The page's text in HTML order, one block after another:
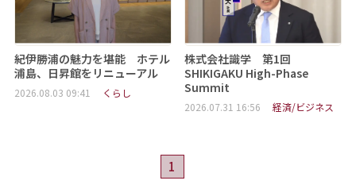
紀伊勝浦の魅力を堪能 ホテル
浦島、日昇館をリニューアル
2026.08.03 09:41 くらし
株式会社識学 第1回
SHIKIGAKU High-Phase
Summit
2026.07.31 16:56 経済/ビジネス
1